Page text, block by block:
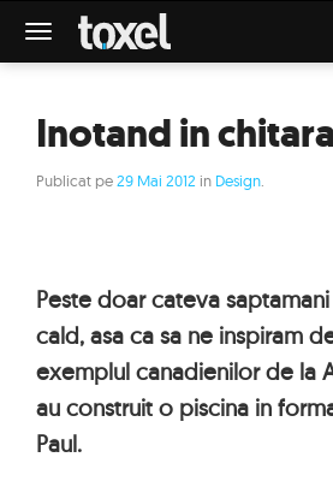
Meniu
Inotand in
Publicat pe29 Mai 2012 in Design
Peste doar cateva
cald, asa ca sa ne inspiram
exemplul canadienilor de la
au construit o piscina in
Paul.